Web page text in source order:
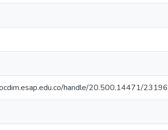
handle/20.500.14471/23196